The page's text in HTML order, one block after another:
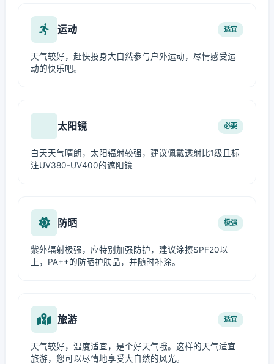
运动 适宜
天气较好，赶快投身大自然参与户外运动，尽情感受运
动的快乐吧。
太阳镜 必要
白天天气晴朗，太阳辐射较强，建议佩戴透射比1级且标
注UV380-UV400的遮阳镜
防晒 极强
紫外辐射极强，应特别加强防护，建议涂擦SPF20以
上，PA++的防晒护肤品，并随时补涂。
旅游 适宜
天气较好，温度适宜，是个好天气哦。这样的天气适宜
旅游，您可以尽情地享受大自然的风光。